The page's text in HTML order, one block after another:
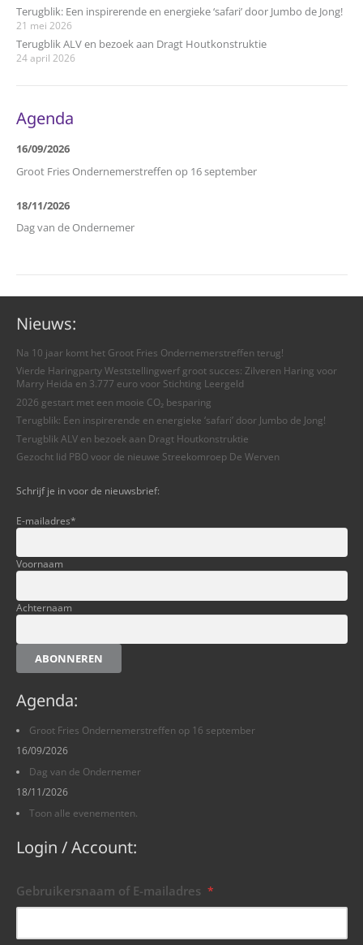
Terugblik: Een inspirerende en energieke ‘safari’ door Jumbo de Jong!
21 mei 2026
Terugblik ALV en bezoek aan Dragt Houtkonstruktie
24 april 2026
Agenda
16/09/2026
Groot Fries Ondernemerstreffen op 16 september
18/11/2026
Dag van de Ondernemer
Nieuws:
Na 10 jaar komt het Groot Fries Ondernemerstreffen terug!
Vierde Haringparty Weststellingwerf groot succes: Zilveren Haring voor
Marry Heida en 3.777 euro voor Stichting Leergeld
2026 gestart met een mooie CO₂ besparing
Terugblik: Een inspirerende en energieke ‘safari’ door Jumbo de Jong!
Terugblik ALV en bezoek aan Dragt Houtkonstruktie
Gezocht lid PBO voor de nieuwe Streekomroep De Werven
Schrijf je in voor de nieuwsbrief:
E-mailadres*
Voornaam
Achternaam
ABONNEREN
Agenda:
Groot Fries Ondernemerstreffen op 16 september
16/09/2026
Dag van de Ondernemer
18/11/2026
Toon alle evenementen.
Login / Account:
Gebruikersnaam of E-mailadres *